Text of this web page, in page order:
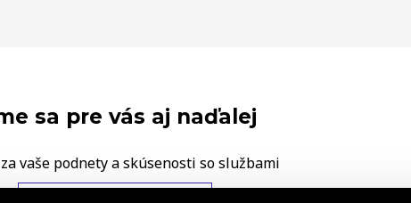
sa pre vás aj naďalej
vaše podnety a skúsenosti so službami